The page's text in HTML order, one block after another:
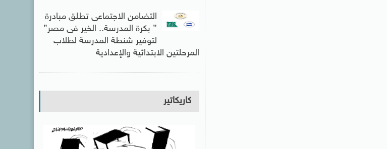
التضامن الاجتماعى تطلق مبادرة
” بكرة المدرسة.. الخير فى مصر”
لتوفير شنطة المدرسة لطلاب
المرحلتين الابتدائية والإعدادية
كاريكاتير